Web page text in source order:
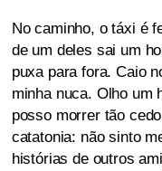
No caminho, o táxi é
de um deles sai um
puxa para fora. Caio
minha nuca. Olho um
posso morrer tão
catatonia: não sinto
histórias de outros